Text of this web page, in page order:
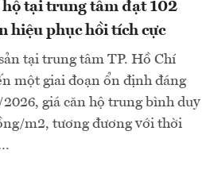
tại trung tâm đạt 102
hiệu phục hồi tích cực
tại trung tâm TP. Hồ Chí
một giai đoạn ổn định đáng
giá căn hộ trung bình duy
m2, tương đương với thời